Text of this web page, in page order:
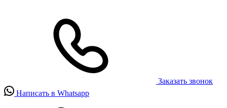
Заказать звонок
Написать в Whatsapp